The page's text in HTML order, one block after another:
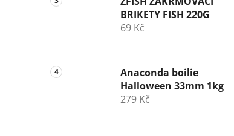
BRIKETY FISH 220G
69 Kč
Anaconda boilie
Halloween 33mm 1kg
279 Kč